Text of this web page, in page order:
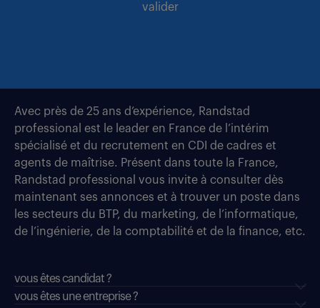
valider
Avec près de 25 ans d’expérience, Randstad
professional est le leader en France de l’intérim
spécialisé et du recrutement en CDI de cadres et
agents de maîtrise. Présent dans toute la France,
Randstad professional vous invite à consulter dès
maintenant ses annonces et à trouver un poste dans
les secteurs du BTP, du marketing, de l’informatique,
de l’ingénierie, de la comptabilité et de la finance, etc.
vous êtes candidat ?
vous êtes une entreprise ?